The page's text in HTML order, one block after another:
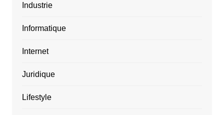
Industrie
Informatique
Internet
Juridique
Lifestyle